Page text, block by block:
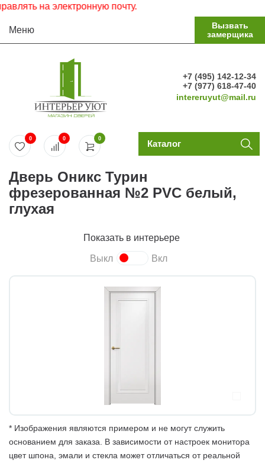
на электронную почту.
Меню
Вызвать
замерщика
+7 (495) 142-12-34
+7 (977) 618-47-40
intereruyut@mail.ru
0
0 0 Каталог
Дверь Оникс Турин
фрезерованная №2 PVC белый,
глухая
Показать в интерьере
Выкл Вкл
* Изображения являются примером и не могут служить
основанием для заказа. В зависимости от настроек монитора
цвет шпона, эмали и стекла может отличаться от реальной